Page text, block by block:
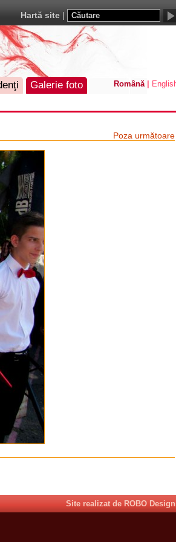
Hartă site
Română
Galerie foto
Poza următoare
Site realizat de ROBO